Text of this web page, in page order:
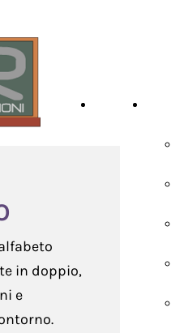
in doppio,
e